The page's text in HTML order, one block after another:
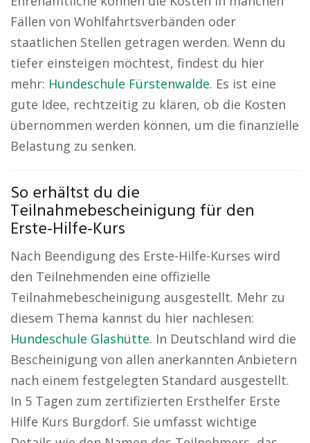
Fällen von Wohlfahrtsverbänden oder
staatlichen Stellen getragen werden. Wenn du
tiefer einsteigen möchtest, findest du hier
mehr: Hundeschule Fürstenwalde. Es ist eine
gute Idee, rechtzeitig zu klären, ob die Kosten
übernommen werden können, um die finanzielle
Belastung zu senken.
So erhältst du die
Teilnahmebescheinigung für den
Erste-Hilfe-Kurs
Nach Beendigung des Erste-Hilfe-Kurses wird
den Teilnehmenden eine offizielle
Teilnahmebescheinigung ausgestellt. Mehr zu
diesem Thema kannst du hier nachlesen:
Hundeschule Glashütte. In Deutschland wird die
Bescheinigung von allen anerkannten Anbietern
nach einem festgelegten Standard ausgestellt.
In 5 Tagen zum zertifizierten Ersthelfer Erste
Hilfe Kurs Burgdorf. Sie umfasst wichtige